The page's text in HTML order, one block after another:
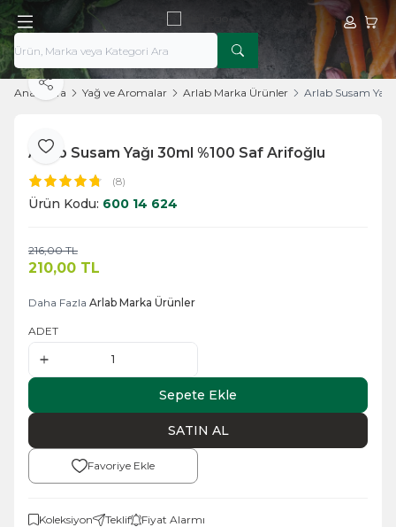
Hesabım
Ana Sayfa Yağ ve Aromalar Arlab Marka Ürünler Arlab Susam
Favoriye Ekle
Paylaş
Arlab Susam Yağı 30ml %100 Saf Arifoğlu
(8)
Ürün Kodu: 600 14 624
216,00TL
210,00 TL
Daha Fazla Arlab Marka Ürünler
ADET
Sepete Ekle
SATIN AL
Favoriye Ekle
Koleksiyon Teklif Fiyat Alarmı